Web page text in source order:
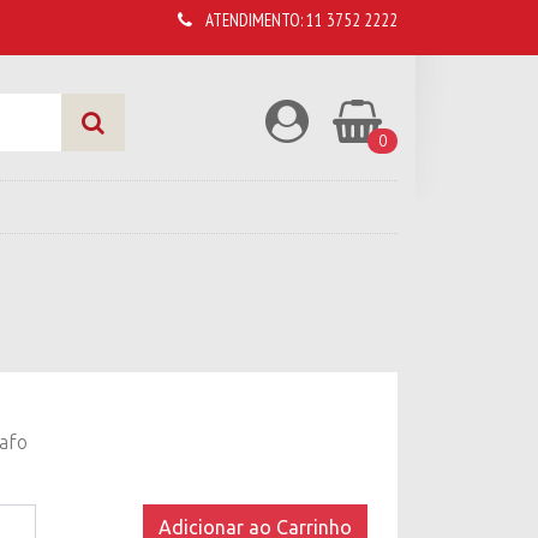
ATENDIMENTO:11 3752 2222
0
Adicionar ao Carrinho